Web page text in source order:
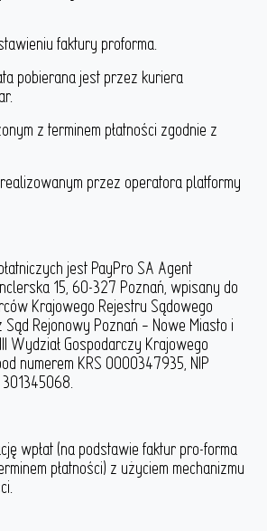
faktury proforma.
pobierana jest przez kuriera
z terminem płatności zgodnie z
przez operatora platformy
jest PayPro SA Agent
15, 60-327 Poznań, wpisany do
Krajowego Rejestru Sądowego
Rejonowy Poznań – Nowe Miasto i
Wydział Gospodarczy Krajowego
numerem KRS 0000347935, NIP
wpłat (na podstawie faktur pro-forma
płatności) z użyciem mechanizmu